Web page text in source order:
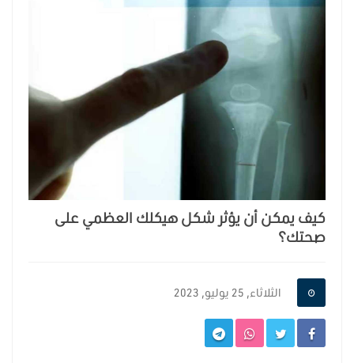
كيف يمكن أن يؤثر شكل هيكلك العظمي على
صحتك؟
الثلاثاء, 25 يوليو, 2023